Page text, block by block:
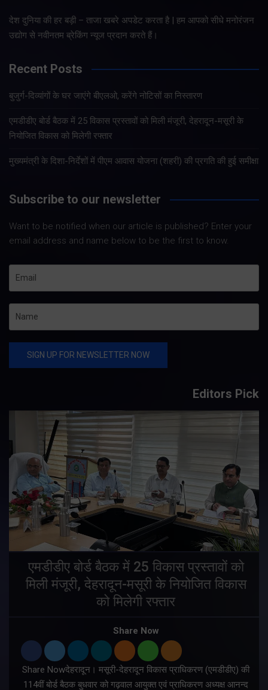
देश दुनिया की हर बड़ी – ताजा खबरे अपडेट करता है | हम आपको सीधे मनोरंजन
उद्योग से नवीनतम ब्रेकिंग न्यूज प्रदान करते हैं।
Recent Posts
बुजुर्ग-दिव्यांगों के घर जाएंगे बीएलओ, करेंगे नोटिसों का निस्तारण
एमडीडीए बोर्ड बैठक में 25 विकास प्रस्तावों को मिली मंजूरी, देहरादून-मसूरी के
नियोजित विकास को मिलेगी रफ्तार
मुख्यमंत्री के दिशा-निर्देशों में पीएम आवास योजना (शहरी) की प्रगति की हुई समीक्षा
Subscribe to our newsletter
Want to be notified when our article is published? Enter your
email address and name below to be the first to know.
Editors Pick
एमडीडीए बोर्ड बैठक में 25 विकास प्रस्तावों को
मिली मंजूरी, देहरादून-मसूरी के नियोजित विकास
को मिलेगी रफ्तार
Share Now
Share Nowदेहरादून। मसूरी-देहरादून विकास प्राधिकरण (एमडीडीए) की
114वीं बोर्ड बैठक बुधवार को गढ़वाल आयुक्त एवं प्राधिकरण अध्यक्ष आनन्द